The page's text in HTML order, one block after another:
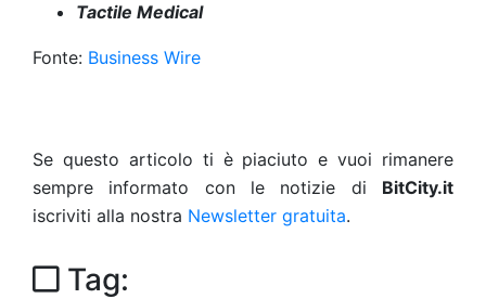
Tactile Medical
Fonte: Business Wire
Se questo articolo ti è piaciuto e vuoi rimanere
sempre informato con le notizie di BitCity.it
iscriviti alla nostra Newsletter gratuita.
Tag: